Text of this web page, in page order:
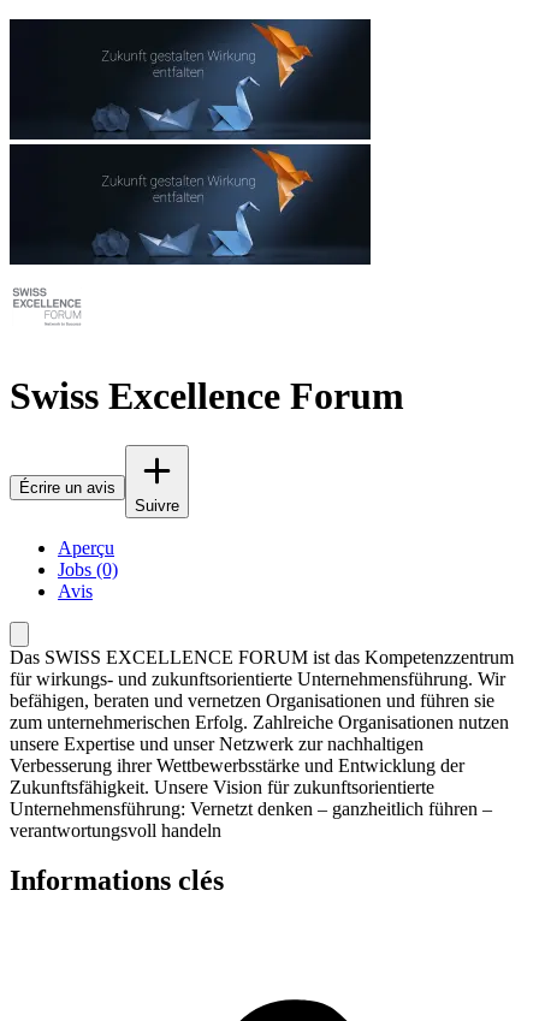
Swiss Excellence Forum
Écrire un avis
Suivre
Aperçu
Jobs (0)
Avis
Das SWISS EXCELLENCE FORUM ist das Kompetenzzentrum
für wirkungs- und zukunftsorientierte Unternehmensführung. Wir
befähigen, beraten und vernetzen Organisationen und führen sie
zum unternehmerischen Erfolg. Zahlreiche Organisationen nutzen
unsere Expertise und unser Netzwerk zur nachhaltigen
Verbesserung ihrer Wettbewerbsstärke und Entwicklung der
Zukunftsfähigkeit. Unsere Vision für zukunftsorientierte
Unternehmensführung: Vernetzt denken – ganzheitlich führen –
verantwortungsvoll handeln
Informations clés